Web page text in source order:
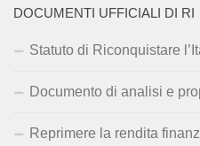
DOCUMENTI UFFICIALI DI RI
Statuto di Riconquistare
Documento di analisi e
Reprimere la rendita